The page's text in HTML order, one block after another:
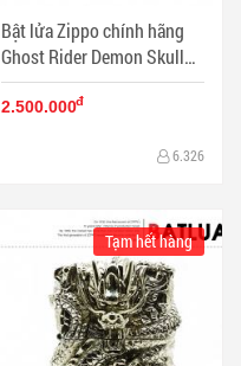
Bật lửa Zippo chính hãng
Ghost Rider Demon Skull
tin Cangyin hình đầu lâu
2.500.000đ
6.326
Tạm hết hàng